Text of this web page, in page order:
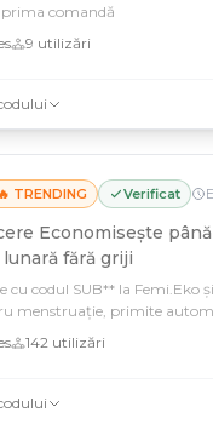
prima comandă
9 utilizări
🔥 TRENDING Verificat
Economisește
fără griji
cu codul SUB** la Femi.Eko
menstruație, primite
142 utilizări